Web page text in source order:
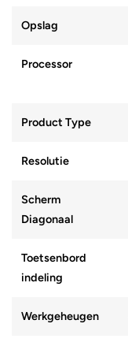
Opslag
Processor
Product Type
Resolutie
Scherm
Diagonaal
Toetsenbord
indeling
Werkgeheugen